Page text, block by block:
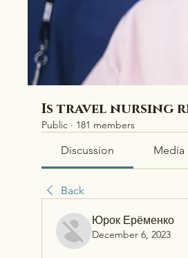
Is travel nursing
Public · 181 members
Discussion Media
Back
Юрок Ерёменко
December 6, 2023